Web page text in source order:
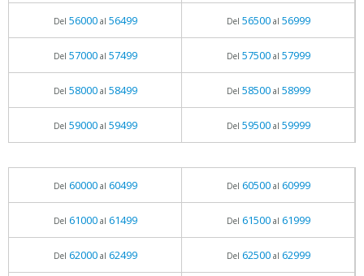
Del 56000al 56499 Del 56500al 56999
Del 57000al 57499 Del 57500al 57999
Del 58000al 58499 Del 58500al 58999
Del 59000al 59499 Del 59500al 59999
Del 60000al 60499 Del 60500al 60999
Del 61000al 61499 Del 61500al 61999
Del 62000al 62499 Del 62500al 62999